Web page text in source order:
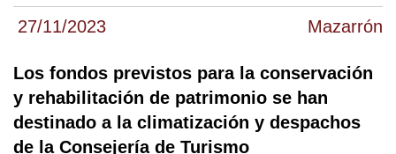
27/11/2023 Mazarrón
Los fondos previstos para la conservación
y rehabilitación de patrimonio se han
destinado a la climatización y despachos
de la Consejería de Turismo